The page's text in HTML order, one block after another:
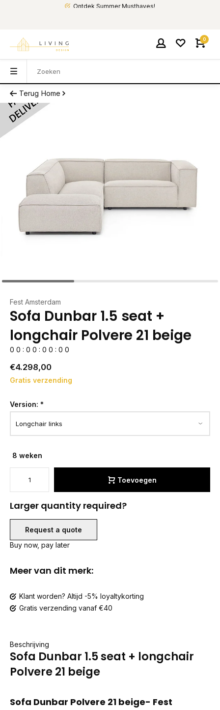
Ontdek Summer Musthaves!
0
Terug Home
Fest Amsterdam
Sofa Dunbar 1.5 seat +
longchair Polvere 21 beige
0 0 : 0 0 : 0 0 : 0 0
€4.298,00
Gratis verzending
Version: *
8 weken
Toevoegen
Larger quantity required?
Request a quote
Buy now, pay later
Meer van dit merk:
Klant worden? Altijd -5% loyaltykorting
Gratis verzending vanaf €40
Beschrijving
Sofa Dunbar 1.5 seat + longchair
Polvere 21 beige
Sofa Dunbar Polvere 21 beige- Fest